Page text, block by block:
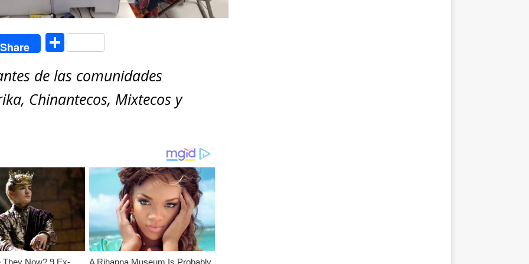
Share C
m
p
de las comunidades
Chinantecos, Mixtecos y